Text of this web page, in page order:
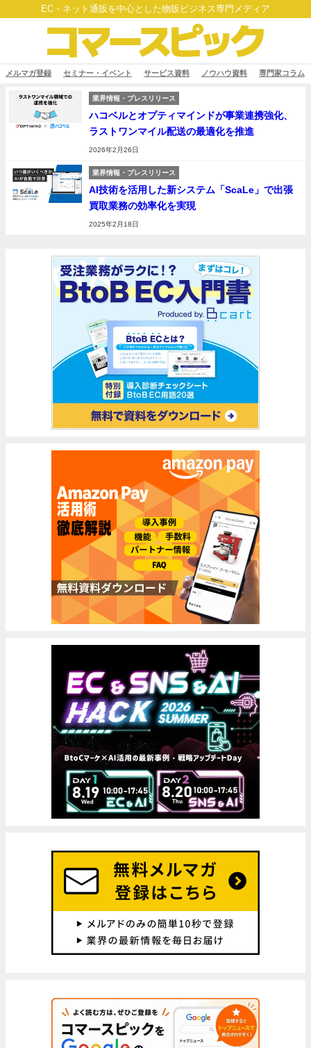
EC・ネット通販を中心とした物販ビジネス専門メディア
メルマガ登録 セミナー・イベント サービス資料 ノウハウ資料 専門家コラム
業界情報・プレスリリース
ハコベルとオプティマインドが事業連携強化、
ラストワンマイル配送の最適化を推進
2026年2月26日
業界情報・プレスリリース
AI技術を活用した新システム「ScaLe」で出張
買取業務の効率化を実現
2025年2月18日